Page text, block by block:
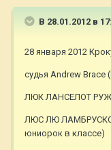
В 28.01.2012 в
28 января 2012
судья Andrew Brace
ЛЮК ЛАНСЕЛОТ
ЛЮС ЛЮ
юниорок в классе)